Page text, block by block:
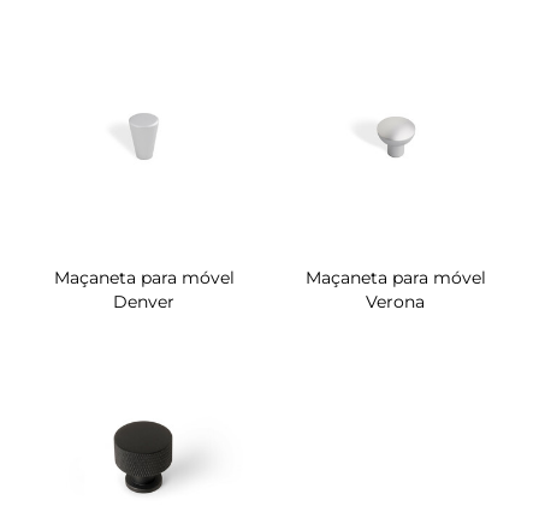
Maçaneta para móvel
Denver
Maçaneta para móvel
Verona